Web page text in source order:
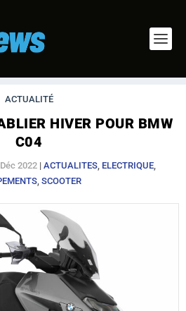
ACTUALITÉ
HIVER POUR BMW
C04
2022| ACTUALITES, ELECTRIQUE,
, SCOOTER